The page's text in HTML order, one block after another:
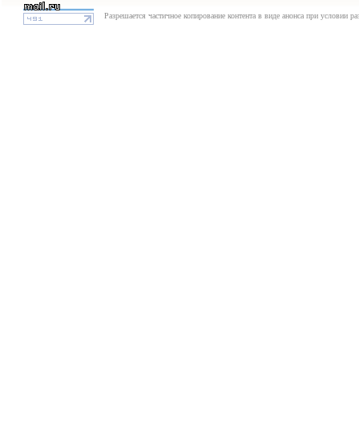
Разрешается частичное копирование контента в виде анонса при условии